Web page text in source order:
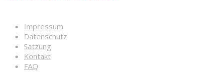
Impressum
Datenschutz
Satzung
Kontakt
FAQ